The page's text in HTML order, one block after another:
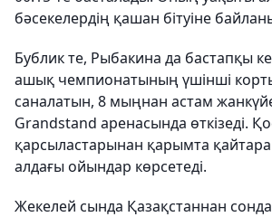
бәсекелердің қашан бітуіне
Бублик те, Рыбакина да бастапқы
ашық чемпионатының үшінші
саналатын, 8 мыңнан астам
Grandstand аренасында өткізеді.
қарсыластарынан қарымта
алдағы ойындар көрсетеді.
Жекелей сында Қазақстаннан